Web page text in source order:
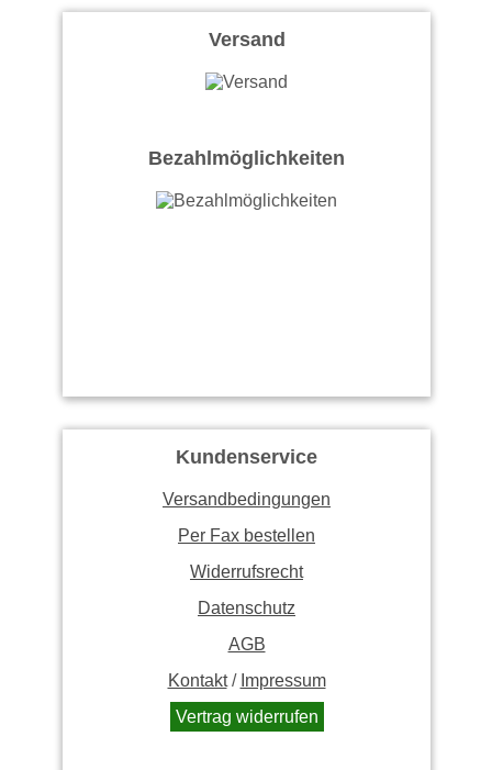
Versand
Bezahlmöglichkeiten
Kundenservice
Versandbedingungen
Per Fax bestellen
Widerrufsrecht
Datenschutz
AGB
Kontakt/ Impressum
Vertrag widerrufen